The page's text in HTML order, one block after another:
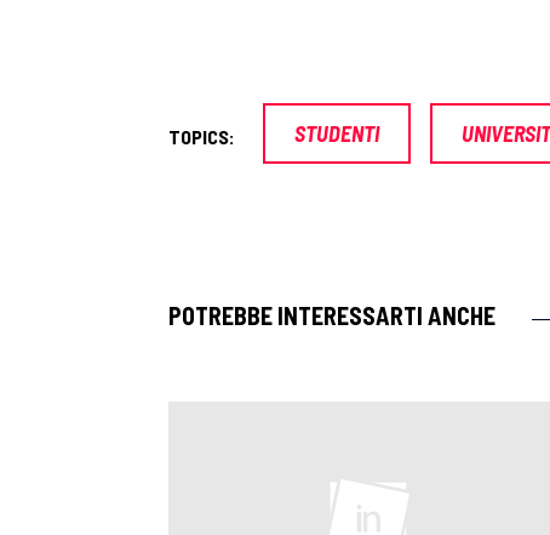
TOPICS: STUDENTI
POTREBBE INTERESSARTI ANCHE